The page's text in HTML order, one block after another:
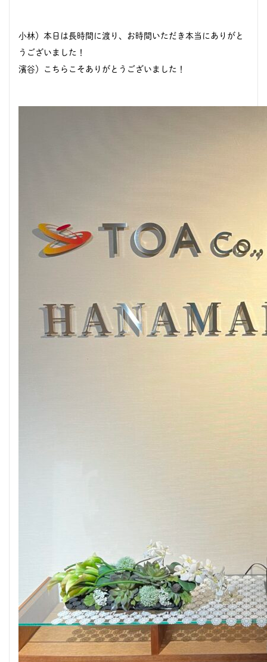
小林）本日は長時間に渡り、お時間いただき本当にありがと
うございました！
濱谷）こちらこそありがとうございました！